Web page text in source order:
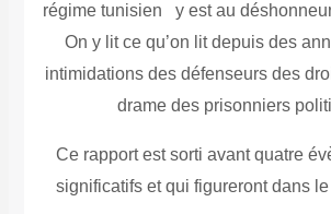
régime tunisien y est au
On y lit ce qu’on lit depuis des
intimidations des défenseurs des
drame des prisonniers
Ce rapport est sorti avant quatre
significatifs et qui figureront dans